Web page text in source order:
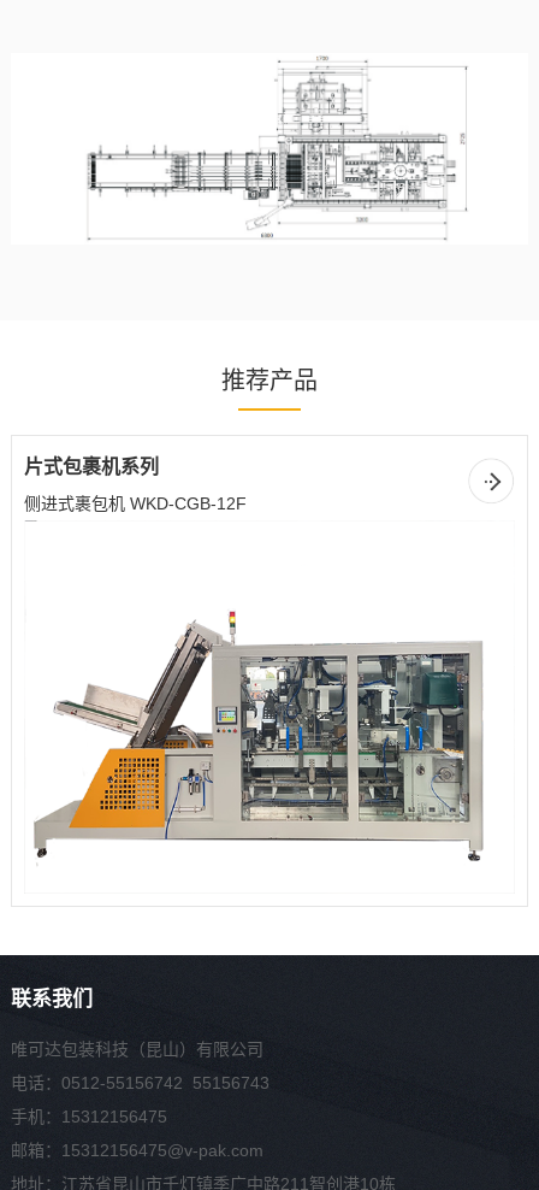
推荐产品
片式包裹机系列
侧进式裹包机 WKD-CGB-12F
联系我们
唯可达包装科技（昆山）有限公司
电话：0512-55156742 55156743
手机：15312156475
邮箱：15312156475@v-pak.com
地址：江苏省昆山市千灯镇季广中路211智创港10栋